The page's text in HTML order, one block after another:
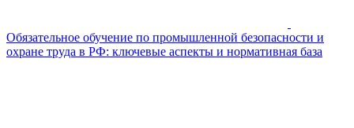
Обязательное обучение по промышленной безопасности и
охране труда в РФ: ключевые аспекты и нормативная база